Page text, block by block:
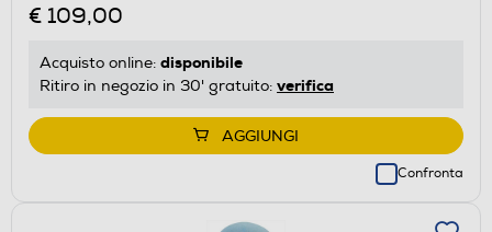
€ 109,00
Acquisto online: disponibile
Ritiro in negozio in 30' gratuito: verifica
AGGIUNGI
Confronta